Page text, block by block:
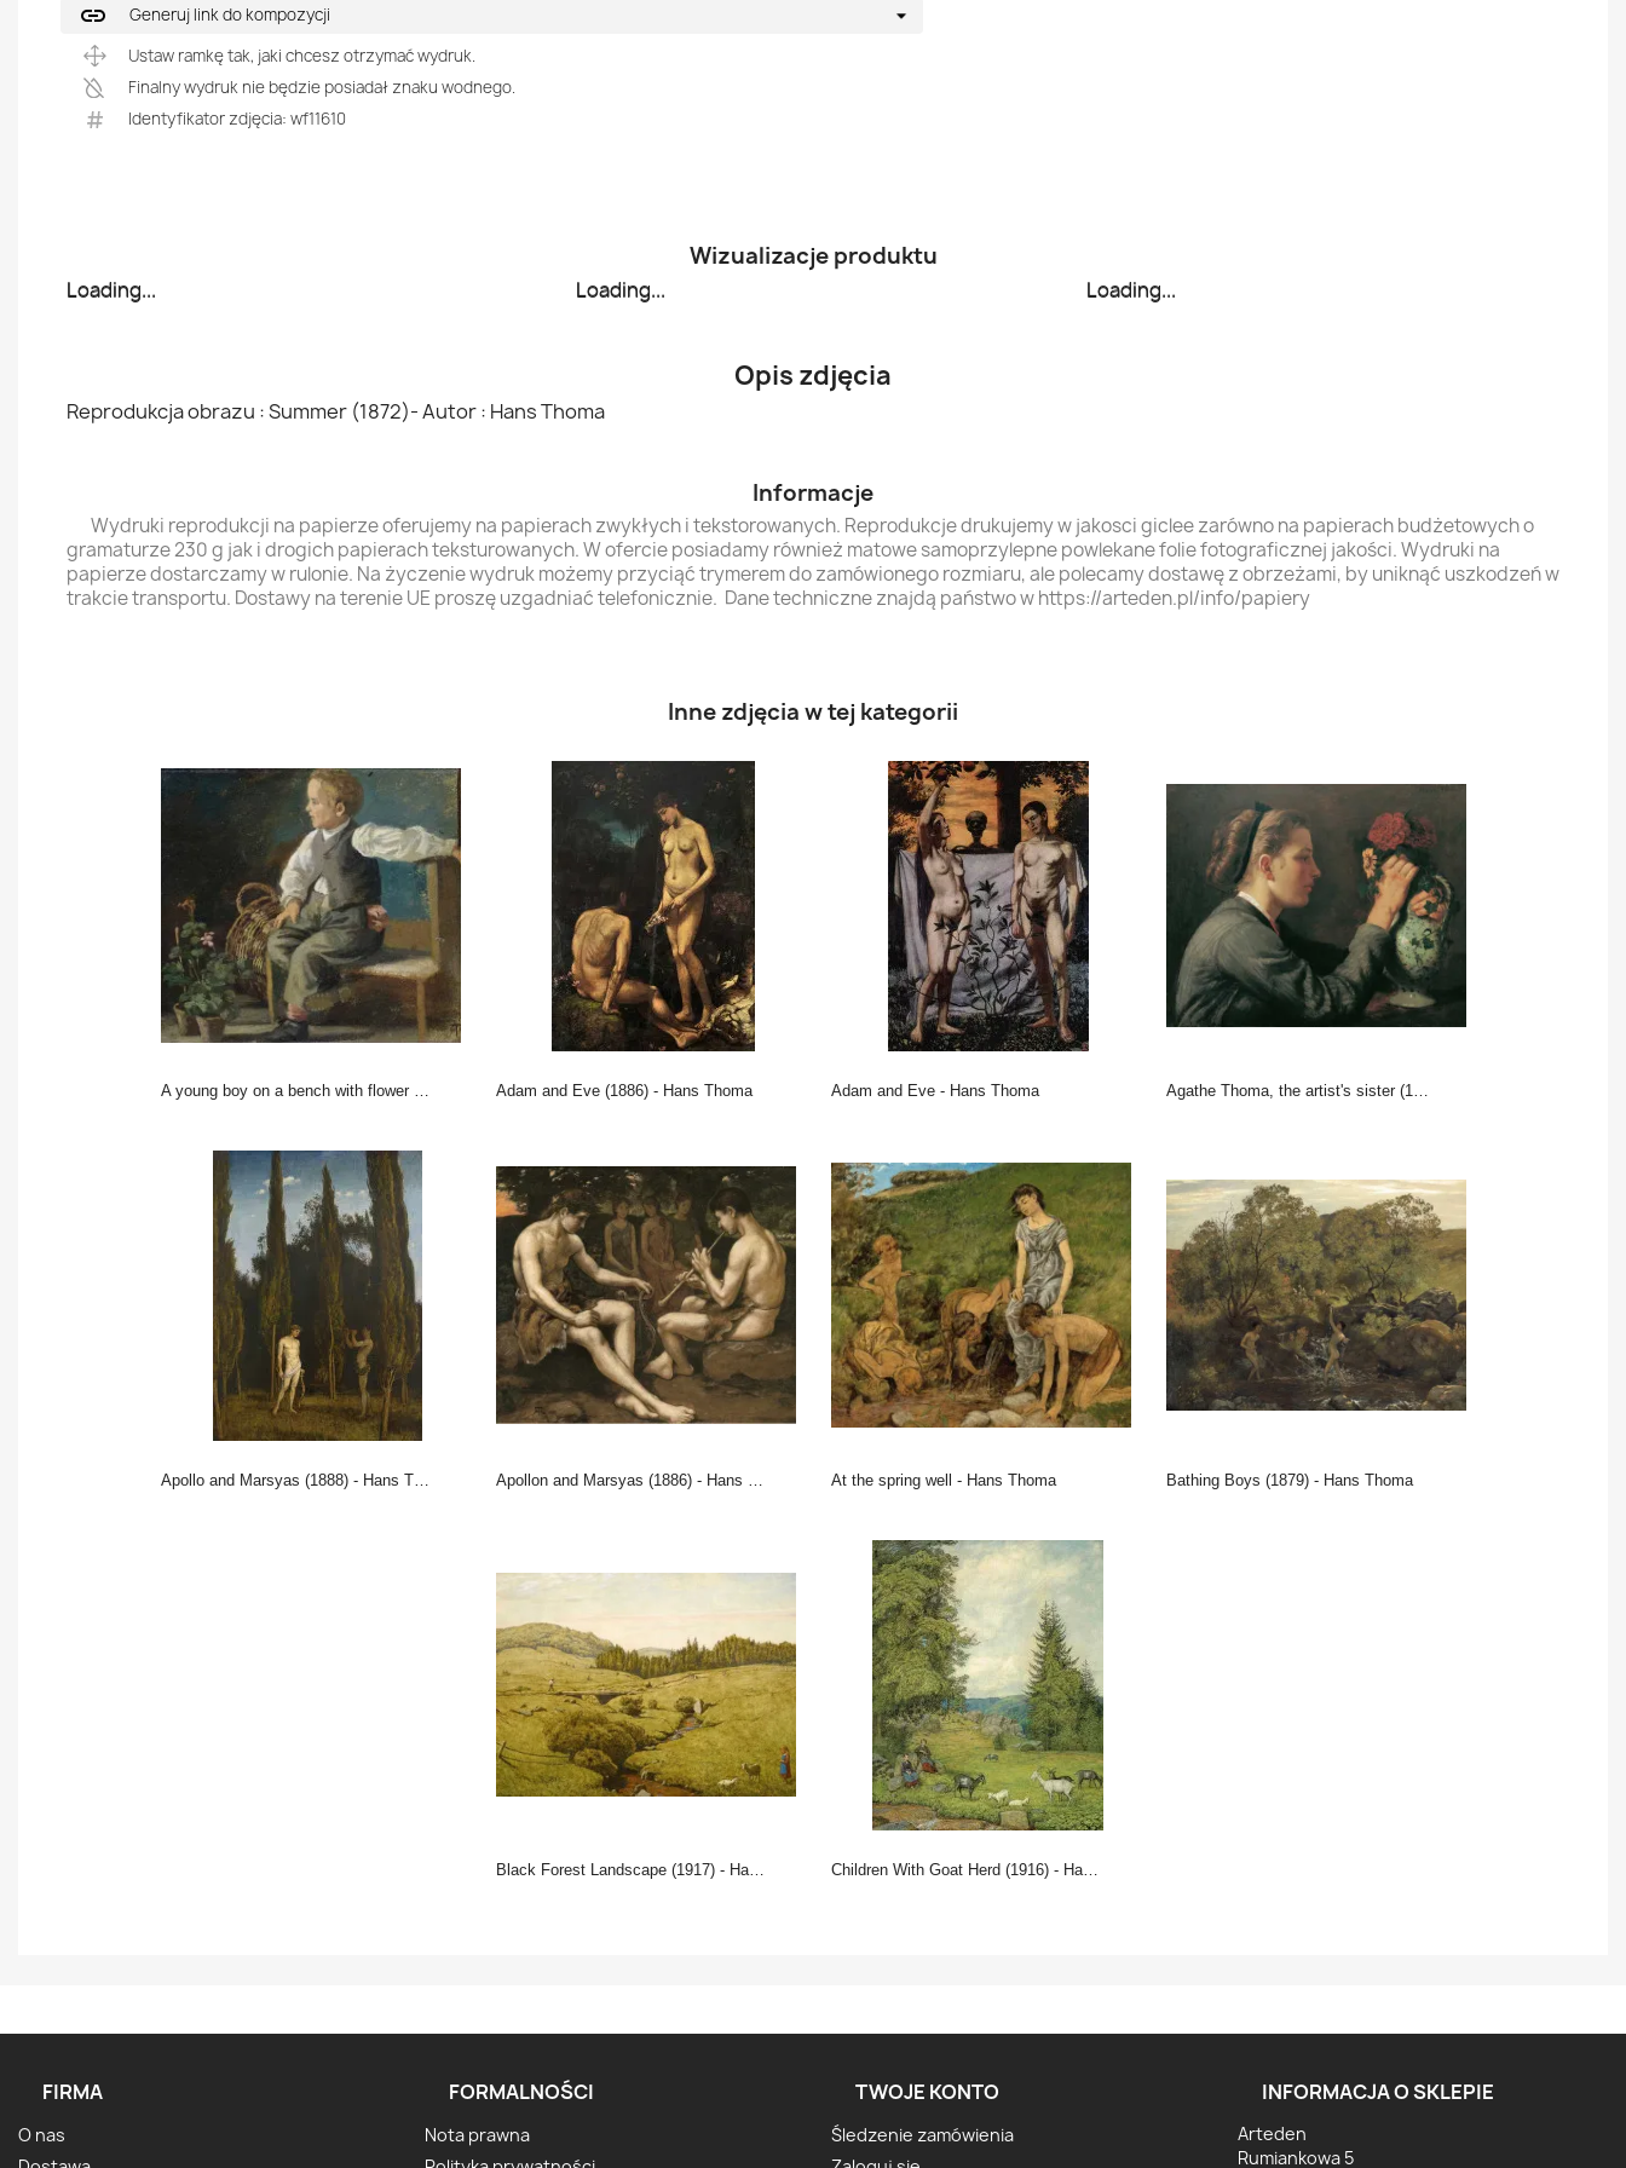
link
Generuj link do kompozycji
Ustaw ramkę tak, jaki chcesz otrzymać wydruk.
Finalny wydruk nie będzie posiadał znaku wodnego.
Identyfikator zdjęcia: wf11610
Wizualizacje produktu
Loading... Loading... Loading...
Loading... Loading... Loading...
Opis zdjęcia
Reprodukcja obrazu : Summer (1872)- Autor : Hans Thoma
Informacje
Wydruki reprodukcji na papierze oferujemy na papierach zwykłych i tekstorowanych. Reprodukcje drukujemy w jakosci giclee zarówno na papierach budżetowych o
gramaturze 230 g jak i drogich papierach teksturowanych. W ofercie posiadamy również matowe samoprzylepne powlekane folie fotograficznej jakości. Wydruki na
papierze dostarczamy w rulonie. Na życzenie wydruk możemy przyciąć trymerem do zamówionego rozmiaru, ale polecamy dostawę z obrzeżami, by uniknąć uszkodzeń w
trakcie transportu. Dostawy na terenie UE proszę uzgadniać telefonicznie. Dane techniczne znajdą państwo w https://arteden.pl/info/papiery
Inne zdjęcia w tej kategorii
A young boy on a bench with flower pots and a wicker basket (1882) - Hans Thoma Adam and Eve (1886) - Hans Thoma Adam and Eve - Hans Thoma Agathe Thoma, the artist's sister (1868) - Hans Thoma
Apollo and Marsyas (1888) - Hans Thoma Apollon and Marsyas (1886) - Hans Thoma At the spring well - Hans Thoma Bathing Boys (1879) - Hans Thoma
Black Forest Landscape (1917) - Hans Thoma Children With Goat Herd (1916) - Hans Thoma
FIRMA
O nas
FORMALNOŚCI
Nota prawna
TWOJE KONTO
Śledzenie zamówienia
INFORMACJA O SKLEPIE
Arteden
Rumiankowa 5